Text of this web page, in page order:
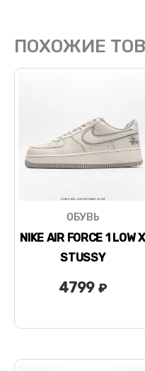
ПОХОЖИЕ
ОБУВЬ
NIKE AIR FORCE 1 LOW X
STUSSY
4799₽